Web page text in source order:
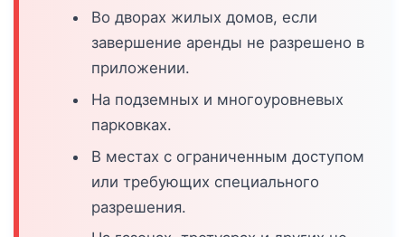
Во дворах жилых домов, если
завершение аренды не разрешено в
приложении.
На подземных и многоуровневых
парковках.
В местах с ограниченным доступом
или требующих специального
разрешения.